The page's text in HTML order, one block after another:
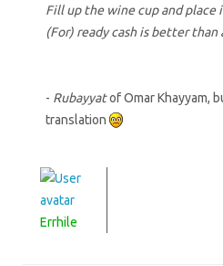
Fill up the wine cup and place
(For) ready cash is better than
- Rubayyatof Omar Khayyam,
translation
Errhile